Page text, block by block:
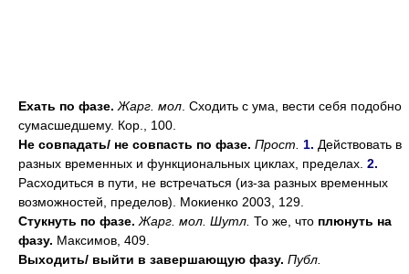
Ехать по фазе. Жарг. мол . Сходить с ума, вести себя подобно
сумасшедшему. Кор., 100.
Не совпадать/ не совпасть по фазе. Прост. 1. Действовать в
разных временных и функциональных циклах, пределах. 2.
Расходиться в пути, не встречаться (из-за разных временных
возможностей, пределов). Мокиенко 2003, 129.
Стукнуть по фазе. Жарг. мол. Шутл. То же, что плюнуть на
фазу. Максимов, 409.
Выходить/ выйти в завершающую фазу. Публ.